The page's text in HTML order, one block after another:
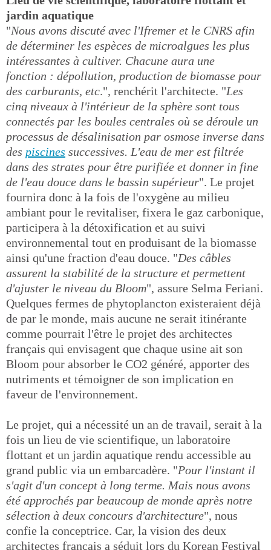
jardin aquatique
"Nous avons discuté avec l'Ifremer et le CNRS afin
de déterminer les espèces de microalgues les plus
intéressantes à cultiver. Chacune aura une
fonction : dépollution, production de biomasse pour
des carburants, etc.", renchérit l'architecte. "Les
cinq niveaux à l'intérieur de la sphère sont tous
connectés par les boules centrales où se déroule un
processus de désalinisation par osmose inverse dans
des piscines successives. L'eau de mer est filtrée
dans des strates pour être purifiée et donner in fine
de l'eau douce dans le bassin supérieur". Le projet
fournira donc à la fois de l'oxygène au milieu
ambiant pour le revitaliser, fixera le gaz carbonique,
participera à la détoxification et au suivi
environnemental tout en produisant de la biomasse
ainsi qu'une fraction d'eau douce. "Des câbles
assurent la stabilité de la structure et permettent
d'ajuster le niveau du Bloom", assure Selma Feriani.
Quelques fermes de phytoplancton existeraient déjà
de par le monde, mais aucune ne serait itinérante
comme pourrait l'être le projet des architectes
français qui envisagent que chaque usine ait son
Bloom pour absorber le CO2 généré, apporter des
nutriments et témoigner de son implication en
faveur de l'environnement.
Le projet, qui a nécessité un an de travail, serait à la
fois un lieu de vie scientifique, un laboratoire
flottant et un jardin aquatique rendu accessible au
grand public via un embarcadère. "Pour l'instant il
s'agit d'un concept à long terme. Mais nous avons
été approchés par beaucoup de monde après notre
sélection à deux concours d'architecture", nous
confie la conceptrice. Car, la vision des deux
architectes français a séduit lors du Korean Festival